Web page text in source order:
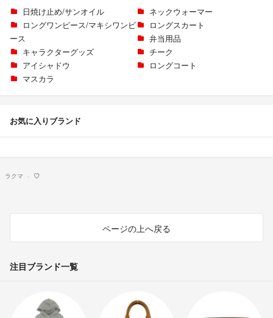
日焼け止め/サンオイル
ネックウォーマー
ロングワンピース/マキシワンピ
ース
ロングスカート
弁当用品
キャラクターグッズ
チーク
アイシャドウ
ロングコート
マスカラ
お気に入りブランド
ラクマ ♡
ページの上へ戻る
注目ブランド一覧